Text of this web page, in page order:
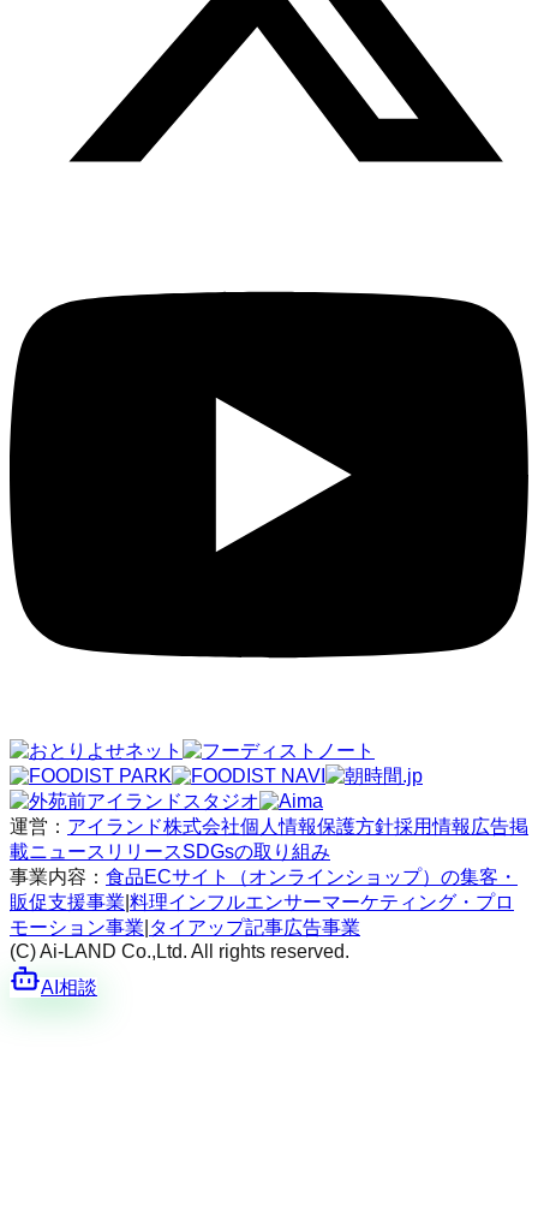
運営： アイランド株式会社個人情報保護方針採用情報 広告掲
載ニュースリリースSDGsの取り組み
事業内容： 食品ECサイト（オンラインショップ）の集客・
販促支援事業 料理インフルエンサーマーケティング・プロ
モーション事業 タイアップ記事広告事業
(C) Ai-LAND Co.,Ltd. All rights reserved.
AI相談